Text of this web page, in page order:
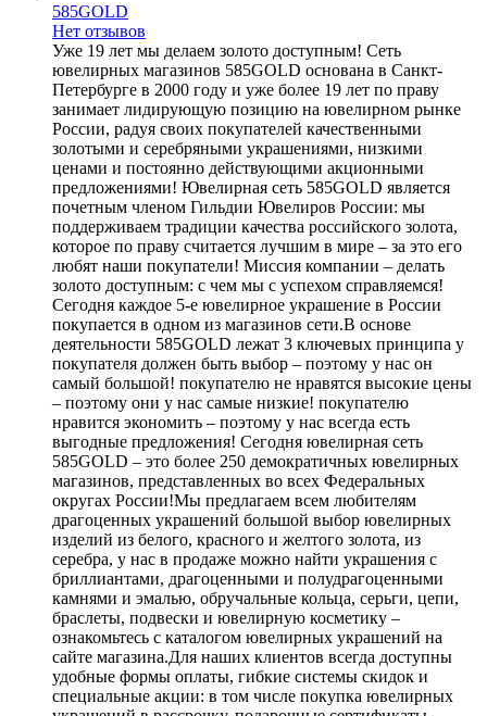
585GOLD
Нет отзывов
Уже 19 лет мы делаем золото доступным! Сеть
ювелирных магазинов 585GOLD основана в Санкт-
Петербурге в 2000 году и уже более 19 лет по праву
занимает лидирующую позицию на ювелирном рынке
России, радуя своих покупателей качественными
золотыми и серебряными украшениями, низкими
ценами и постоянно действующими акционными
предложениями! Ювелирная сеть 585GOLD является
почетным членом Гильдии Ювелиров России: мы
поддерживаем традиции качества российского золота,
которое по праву считается лучшим в мире – за это его
любят наши покупатели! Миссия компании – делать
золото доступным: с чем мы с успехом справляемся!
Сегодня каждое 5-е ювелирное украшение в России
покупается в одном из магазинов сети.В основе
деятельности 585GOLD лежат 3 ключевых принципа у
покупателя должен быть выбор – поэтому у нас он
самый большой! покупателю не нравятся высокие цены
– поэтому они у нас самые низкие! покупателю
нравится экономить – поэтому у нас всегда есть
выгодные предложения! Сегодня ювелирная сеть
585GOLD – это более 250 демократичных ювелирных
магазинов, представленных во всех Федеральных
округах России!Мы предлагаем всем любителям
драгоценных украшений большой выбор ювелирных
изделий из белого, красного и желтого золота, из
серебра, у нас в продаже можно найти украшения с
бриллиантами, драгоценными и полудрагоценными
камнями и эмалью, обручальные кольца, серьги, цепи,
браслеты, подвески и ювелирную косметику –
ознакомьтесь с каталогом ювелирных украшений на
сайте магазина.Для наших клиентов всегда доступны
удобные формы оплаты, гибкие системы скидок и
специальные акции: в том числе покупка ювелирных